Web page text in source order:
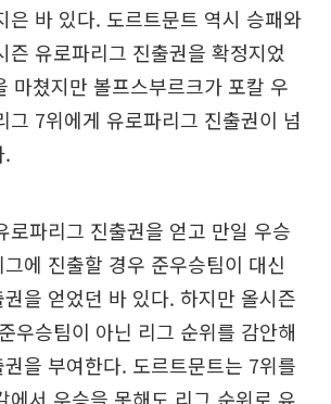
은 바 있다. 도르트문트 역시 승패와
즌 유로파리그 진출권을 확정지었
마쳤지만 볼프스부르크가 포칼 우
그 7위에게 유로파리그 진출권이 넘
.
로파리그 진출권을 얻고 만일 우승
에 진출할 경우 준우승팀이 대신
을 얻었던 바 있다. 하지만 올시즌
우승팀이 아닌 리그 순위를 감안해
을 부여한다. 도르트문트는 7위를
에서 우승을 못해도 리그 순위로 유